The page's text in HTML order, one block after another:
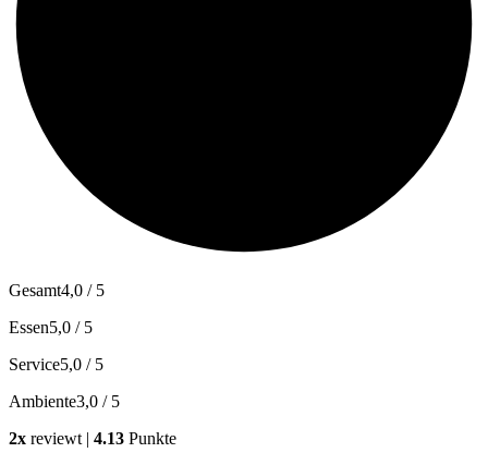
Gesamt4,0 / 5
Essen5,0 / 5
Service5,0 / 5
Ambiente3,0 / 5
2x reviewt | 4.13 Punkte